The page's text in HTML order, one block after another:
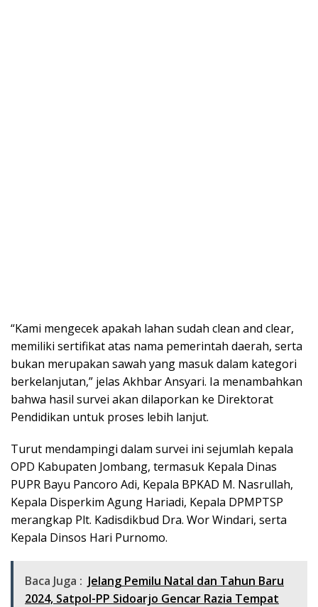
“Kami mengecek apakah lahan sudah clean and clear,
memiliki sertifikat atas nama pemerintah daerah, serta
bukan merupakan sawah yang masuk dalam kategori
berkelanjutan,” jelas Akhbar Ansyari. Ia menambahkan
bahwa hasil survei akan dilaporkan ke Direktorat
Pendidikan untuk proses lebih lanjut.
Turut mendampingi dalam survei ini sejumlah kepala
OPD Kabupaten Jombang, termasuk Kepala Dinas
PUPR Bayu Pancoro Adi, Kepala BPKAD M. Nasrullah,
Kepala Disperkim Agung Hariadi, Kepala DPMPTSP
merangkap Plt. Kadisdikbud Dra. Wor Windari, serta
Kepala Dinsos Hari Purnomo.
Baca Juga : Jelang Pemilu Natal dan Tahun Baru
2024, Satpol-PP Sidoarjo Gencar Razia Tempat